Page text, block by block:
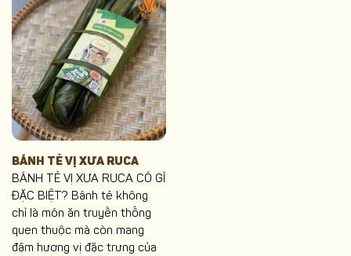
BÁNH TẺ VỊ XƯA RUCA
BÁNH TẺ VỊ XƯA RUCA CÓ GÌ
ĐẶC BIỆT? Bánh tẻ không
chỉ là món ăn truyền thống
quen thuộc mà còn mang
đậm hương vị đặc trưng của